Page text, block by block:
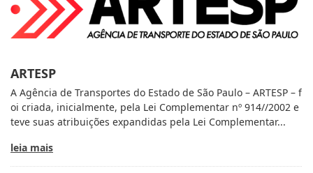
ARTESP
A Agência de Transportes do Estado de São Paulo – ARTESP – f
oi criada, inicialmente, pela Lei Complementar nº 914//2002 e
teve suas atribuições expandidas pela Lei Complementar...
leia mais